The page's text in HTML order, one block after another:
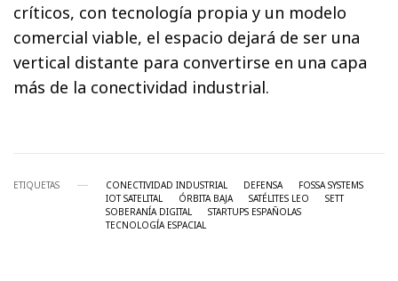
críticos, con tecnología propia y un modelo
comercial viable, el espacio dejará de ser una
vertical distante para convertirse en una capa
más de la conectividad industrial.
ETIQUETAS CONECTIVIDAD INDUSTRIAL DEFENSA
FOSSA SYSTEMS
IOT SATELITAL
ÓRBITA BAJA SATÉLITES LEO
SETT
SOBERANÍA DIGITAL
STARTUPS ESPAÑOLAS
TECNOLOGÍA ESPACIAL